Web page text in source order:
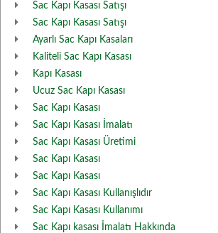
Sac Kapı Kasası Satışı
Sac Kapı Kasası Satışı
Ayarlı Sac Kapı Kasaları
Kaliteli Sac Kapı Kasası
Kapı Kasası
Ucuz Sac Kapı Kasası
Sac Kapı Kasası
Sac Kapı Kasası İmalatı
Sac Kapı Kasası Üretimi
Sac Kapı Kasası
Sac Kapı Kasası
Sac Kapı Kasası Kullanışlıdır
Sac Kapı Kasası Kullanımı
Sac Kapı kasası İmalatı Hakkında